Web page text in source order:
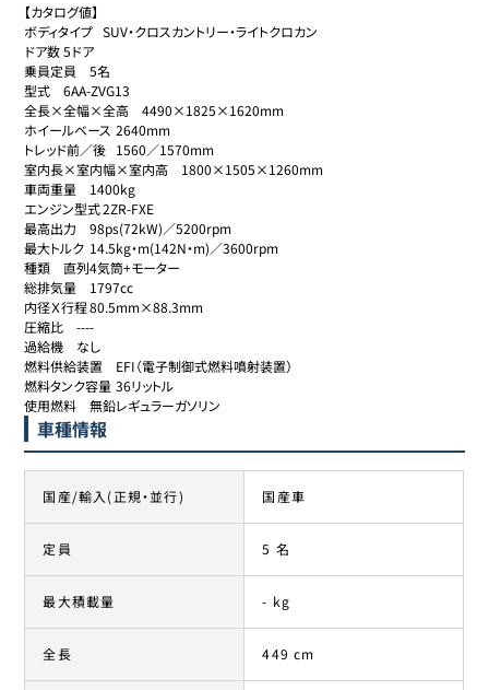
【カタログ値】
ボディタイプ	SUV・クロスカントリー・ライトクロカン
ドア数	5ドア
乗員定員	5名
型式	6AA-ZVG13
全長×全幅×全高	4490×1825×1620mm
ホイールベース	2640mm
トレッド前／後	1560／1570mm
室内長×室内幅×室内高	1800×1505×1260mm
車両重量	1400kg
エンジン型式	2ZR-FXE
最高出力	98ps(72kW)／5200rpm
最大トルク	14.5kg・m(142N・m)／3600rpm
種類	直列4気筒+モーター
総排気量	1797cc
内径Ｘ行程	80.5mm×88.3mm
圧縮比	----
過給機	なし
燃料供給装置	EFI（電子制御式燃料噴射装置）
燃料タンク容量	36リットル
使用燃料	無鉛レギュラーガソリン
車種情報
国産/輸入(正規・並行) 国産車
定員 5 名
最大積載量 - kg
全長 449 cm